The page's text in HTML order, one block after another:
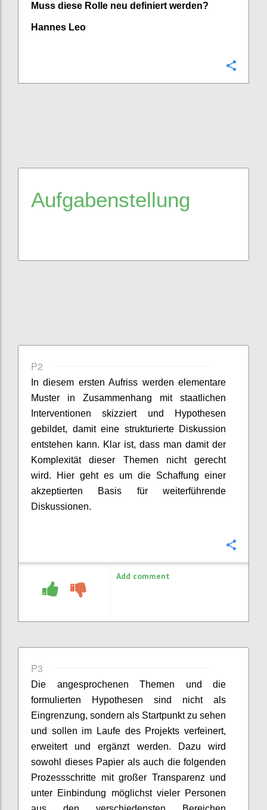
Muss diese Rolle neu definiert werden?
Hannes Leo
Aufgabenstellung
P2
In diesem ersten Aufriss werden elementare
Muster in Zusammenhang mit staatlichen
Interventionen skizziert und Hypothesen
gebildet, damit eine strukturierte Diskussion
entstehen kann. Klar ist, dass man damit der
Komplexität dieser Themen nicht gerecht
wird. Hier geht es um die Schaffung einer
akzeptierten Basis für weiterführende
Diskussionen.
Add comment
P3
Die angesprochenen Themen und die
formulierten Hypothesen sind nicht als
Eingrenzung, sondern als Startpunkt zu sehen
und sollen im Laufe des Projekts verfeinert,
erweitert und ergänzt werden. Dazu wird
sowohl dieses Papier als auch die folgenden
Prozessschritte mit großer Transparenz und
unter Einbindung möglichst vieler Personen